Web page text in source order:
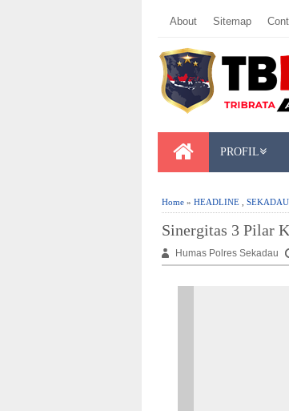
About Sitemap
PROFIL
Home » HEADLINE
Sinergitas 3 Pilar
Humas Polres Sekadau